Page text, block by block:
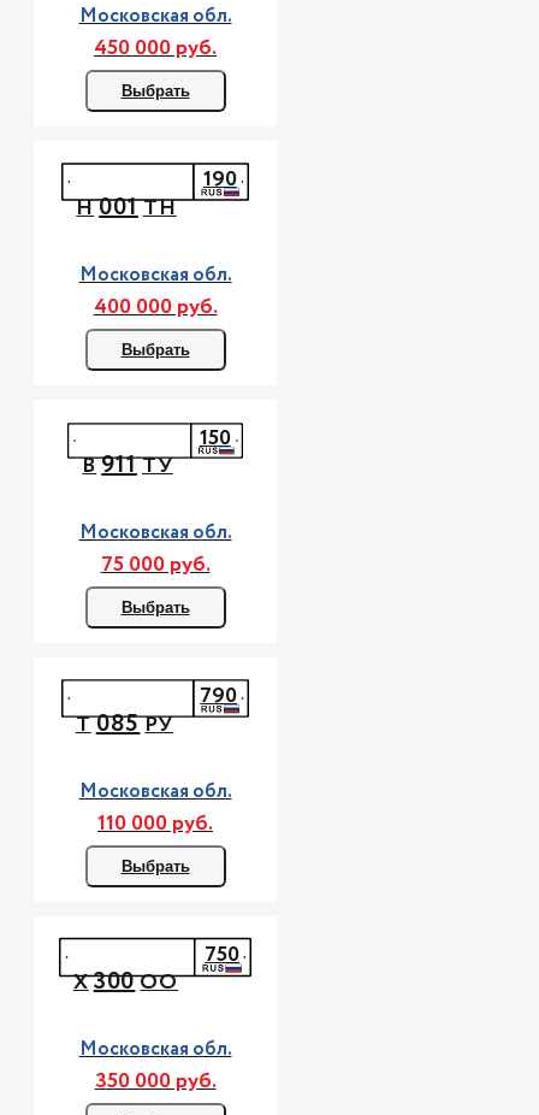
Московская обл.
450 000 руб.
Выбрать
Н001ТН
190
Московская обл.
400 000 руб.
Выбрать
В911ТУ
150
Московская обл.
75 000 руб.
Выбрать
Т085РУ
790
Московская обл.
110 000 руб.
Выбрать
Х300ОО
750
Московская обл.
350 000 руб.